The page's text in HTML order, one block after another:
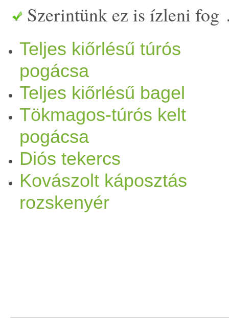
Szerintünk ez is ízleni
Teljes kiőrlésű túrós
pogácsa
Teljes kiőrlésű bagel
Tökmagos-túrós kelt
pogácsa
Diós tekercs
Kovászolt káposztás
rozskenyér